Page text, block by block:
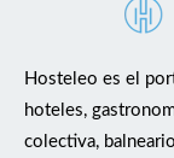
Hosteleo es el
hoteles,
colectiva,